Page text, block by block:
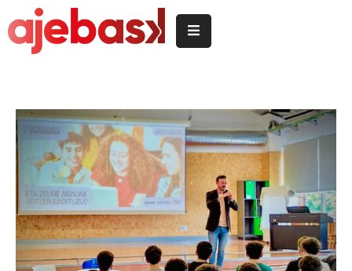
Hasiera
Delegeciones
Quiénes
somos
/
Nor
garen